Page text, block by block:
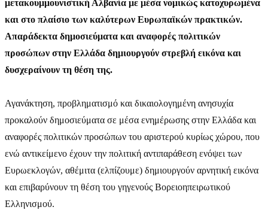
μετακουμμουνιστική Αλβανία με μέσα νομικώς κατοχυρωμένα
και στο πλαίσιο των καλύτερων Ευρωπαϊκών πρακτικών.
Απαράδεκτα δημοσιεύματα και αναφορές πολιτικών
προσώπων στην Ελλάδα δημιουργούν στρεβλή εικόνα και
δυσχεραίνουν τη θέση της.
Αγανάκτηση, προβληματισμό και δικαιολογημένη ανησυχία
προκαλούν δημοσιεύματα σε μέσα ενημέρωσης στην Ελλάδα και
αναφορές πολιτικών προσώπων του αριστερού κυρίως χώρου, που
ενώ αντικείμενο έχουν την πολιτική αντιπαράθεση ενόψει των
Ευρωεκλογών, αθέμιτα (ελπίζουμε) δημιουργούν αρνητική εικόνα
και επιβαρύνουν τη θέση του γηγενούς Βορειοηπειρωτικού
Ελληνισμού.